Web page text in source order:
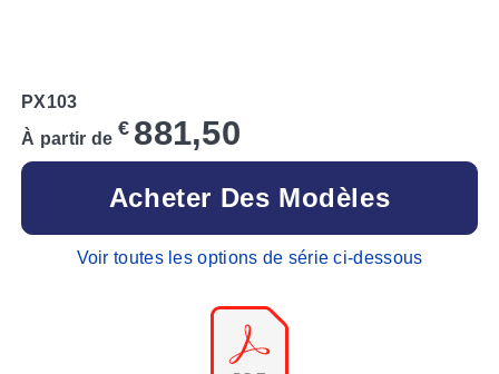
PX103
À partir de € 881,50
Acheter Des Modèles
Voir toutes les options de série ci-dessous